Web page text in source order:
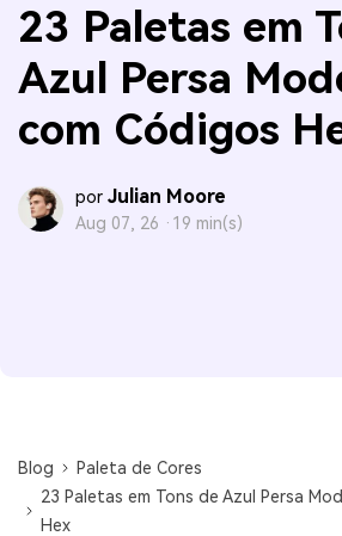
23 Paletas em
Azul Persa
com Códigos
por Julian Moore
Aug 07, 26 · 19 min(s)
Blog
Paleta de Cores
23 Paletas em Tons de Azul Persa
Hex